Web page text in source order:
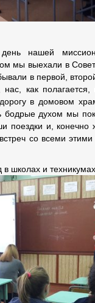
нашей
мы выехали в
в первой,
как
в домовом
духом мы
поездки и, конечно
со всеми
школах и техникумах.